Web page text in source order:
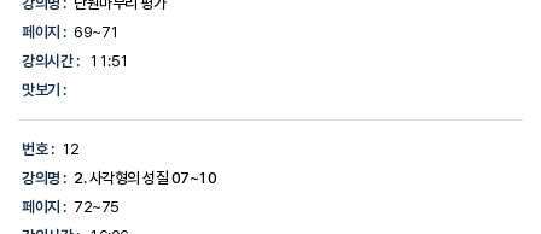
페이지 : 69~71
강의시간 :
11:51
맛보기 :
번호 : 12
강의명 : 2. 사각형의 성질 07~10
페이지 : 72~75